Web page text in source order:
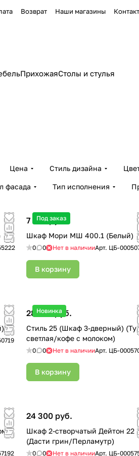
Возврат Наши магазины
ПрихожаяСтолы и стулья
Цена Стиль дизайна
фасада Тип исполнения
Под заказ
7 100 руб.
Шкаф Мори МШ 400.1 (Белый)
0 0 Нет в наличииАрт. ЦБ-
В корзину
Новинка
28 500 руб.
Стиль 25 (Шкаф 3-дверный)
светлая/кофе с молоком)
0 0 Нет в наличииАрт. ЦБ-
В корзину
24 300 руб.
Шкаф 2-створчатый Дейтон 22
(Дасти грин/Перламутр)
0 0 Нет в наличииАрт. ЦБ-